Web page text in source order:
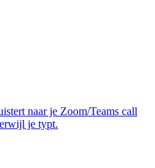
naar je Zoom/Teams call
je typt.